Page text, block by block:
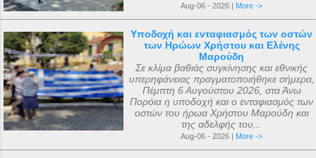
Aug-06 - 2026 | More ->
Υποδοχή και ενταφιασμός των οστών
των Ηρώων Χρήστου και Ελένης
Μαρούδη
Σε κλίμα βαθιάς συγκίνησης και εθνικής
υπερηφάνειας πραγματοποιήθηκε σήμερα,
Πέμπτη 6 Αυγούστου 2026, στα Άνω
Πορόια η υποδοχή και ο ενταφιασμός των
οστών του ήρωα Χρήστου Μαρούδη και
της αδελφής του...
Aug-06 - 2026 | More ->